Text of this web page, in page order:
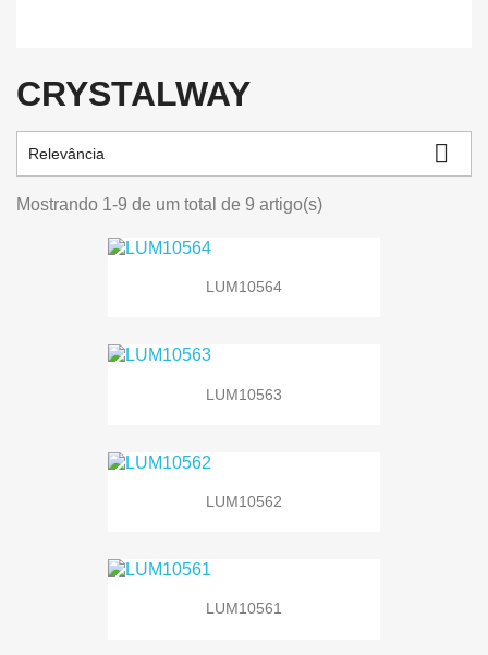
CRYSTALWAY
Relevância 
Mostrando 1-9 de um total de 9 artigo(s)
LUM10564
LUM10563
LUM10562
LUM10561